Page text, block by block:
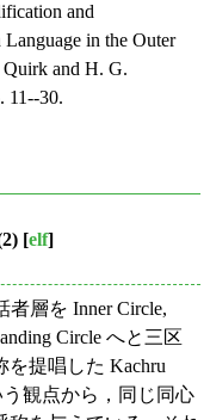
and
in the Outer
Quirk and H. G.
11--30.
[elf]
層を Inner Circle,
Circle へと三区
提唱した Kachru
観点から，同じ同心